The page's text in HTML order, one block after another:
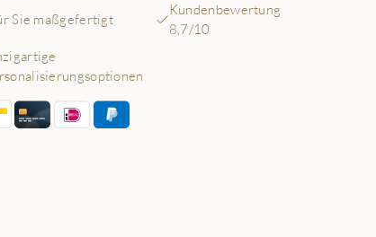
Sie maßgefertigt
Kundenbewertung
8,7/10